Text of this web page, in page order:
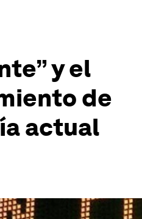
y el
de
actual